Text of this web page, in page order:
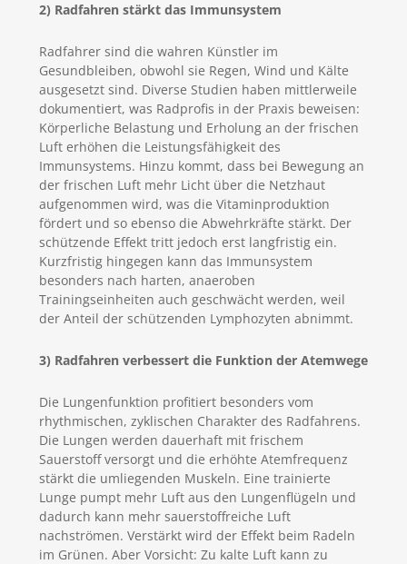
2) Radfahren stärkt das Immunsystem
Radfahrer sind die wahren Künstler im
Gesundbleiben, obwohl sie Regen, Wind und Kälte
ausgesetzt sind. Diverse Studien haben mittlerweile
dokumentiert, was Radprofis in der Praxis beweisen:
Körperliche Belastung und Erholung an der frischen
Luft erhöhen die Leistungsfähigkeit des
Immunsystems. Hinzu kommt, dass bei Bewegung an
der frischen Luft mehr Licht über die Netzhaut
aufgenommen wird, was die Vitaminproduktion
fördert und so ebenso die Abwehrkräfte stärkt. Der
schützende Effekt tritt jedoch erst langfristig ein.
Kurzfristig hingegen kann das Immunsystem
besonders nach harten, anaeroben
Trainingseinheiten auch geschwächt werden, weil
der Anteil der schützenden Lymphozyten abnimmt.
3) Radfahren verbessert die Funktion der Atemwege
Die Lungenfunktion profitiert besonders vom
rhythmischen, zyklischen Charakter des Radfahrens.
Die Lungen werden dauerhaft mit frischem
Sauerstoff versorgt und die erhöhte Atemfrequenz
stärkt die umliegenden Muskeln. Eine trainierte
Lunge pumpt mehr Luft aus den Lungenflügeln und
dadurch kann mehr sauerstoffreiche Luft
nachströmen. Verstärkt wird der Effekt beim Radeln
im Grünen. Aber Vorsicht: Zu kalte Luft kann zu